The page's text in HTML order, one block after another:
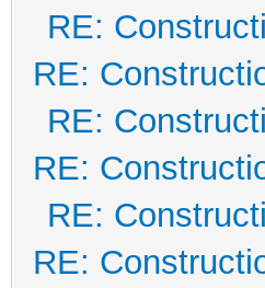
RE:
RE:
RE:
RE:
RE:
RE: